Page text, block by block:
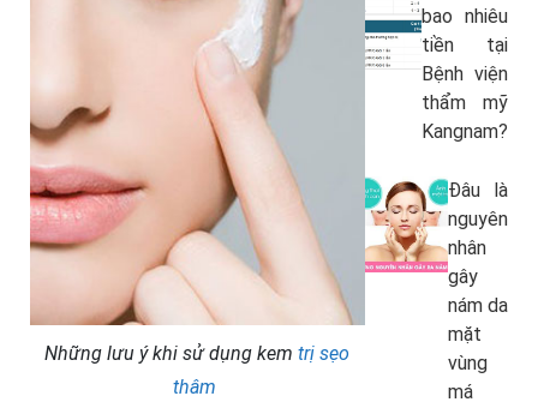
Những lưu ý khi sử dụng kemtrị sẹo
thâm
bao nhiêu
tiền tại
Bệnh viện
thẩm mỹ
Kangnam?
Đâu là
nguyên
nhân
gây
nám da
mặt
vùng
má